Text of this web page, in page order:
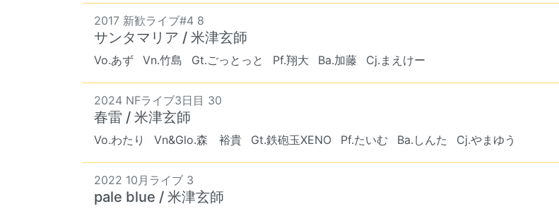
2017 新歓ライブ#4 8
サンタマリア / 米津玄師
Vo.あず Vn.竹島 Gt.ごっとっと Pf.翔大 Ba.加藤 Cj.まえけー
2024 NFライブ3日目 30
春雷 / 米津玄師
Vo.わたり Vn&Glo.森 裕貴 Gt.鉄砲玉XENO Pf.たいむ Ba.しんた Cj.やまゆう
2022 10月ライブ 3
pale blue / 米津玄師